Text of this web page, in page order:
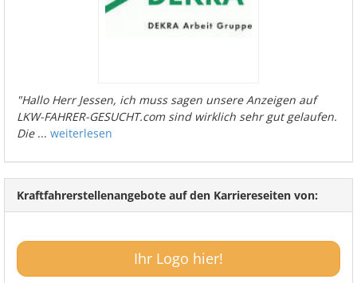
"Hallo Herr Jessen, ich muss sagen unsere Anzeigen auf
LKW-FAHRER-GESUCHT.com sind wirklich sehr gut gelaufen.
Die... weiterlesen
Kraftfahrerstellenangebote auf den Karriereseiten von:
Ihr Logo hier!